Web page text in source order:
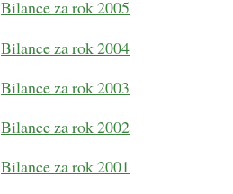
Bilance za rok 2005
Bilance za rok 2004
Bilance za rok 2003
Bilance za rok 2002
Bilance za rok 2001